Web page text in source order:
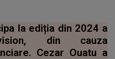
la ediția din 2024 a
din cauza
Cezar Ouatu a